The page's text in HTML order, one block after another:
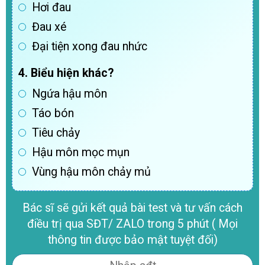
Hơi đau
Đau xé
Đại tiện xong đau nhức
4. Biểu hiện khác?
Ngứa hậu môn
Táo bón
Tiêu chảy
Hậu môn mọc mụn
Vùng hậu môn chảy mủ
Bác sĩ sẽ gửi kết quả bài test và tư vấn cách
điều trị qua SĐT/ ZALO trong 5 phút ( Mọi
thông tin được bảo mật tuyệt đối)